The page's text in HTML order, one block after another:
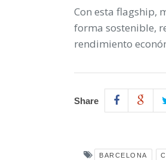
Con esta flagship,
forma sostenible,
rendimiento
Share
BARCELONA